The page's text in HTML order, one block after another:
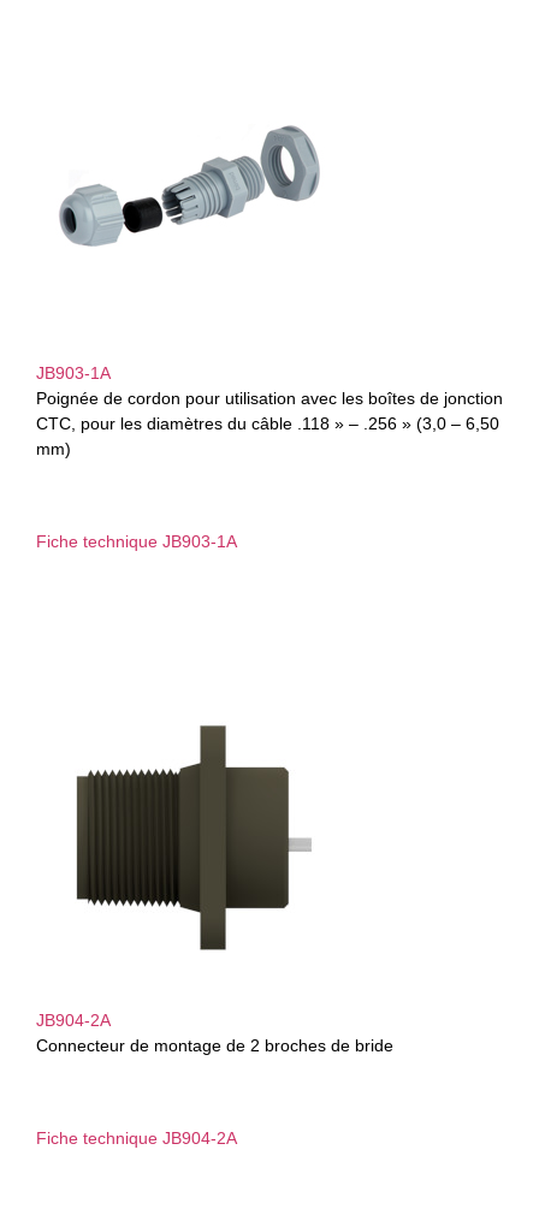
JB903-1A
Poignée de cordon pour utilisation avec les boîtes de jonction
CTC, pour les diamètres du câble .118 » – .256 » (3,0 – 6,50
mm)
Fiche technique JB903-1A
JB904-2A
Connecteur de montage de 2 broches de bride
Fiche technique JB904-2A